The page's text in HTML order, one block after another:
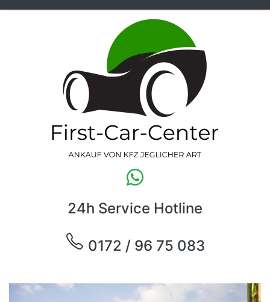
24h Service Hotline
0172 / 96 75 083